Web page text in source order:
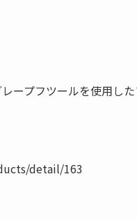
ープフツールを使用した
detail/163